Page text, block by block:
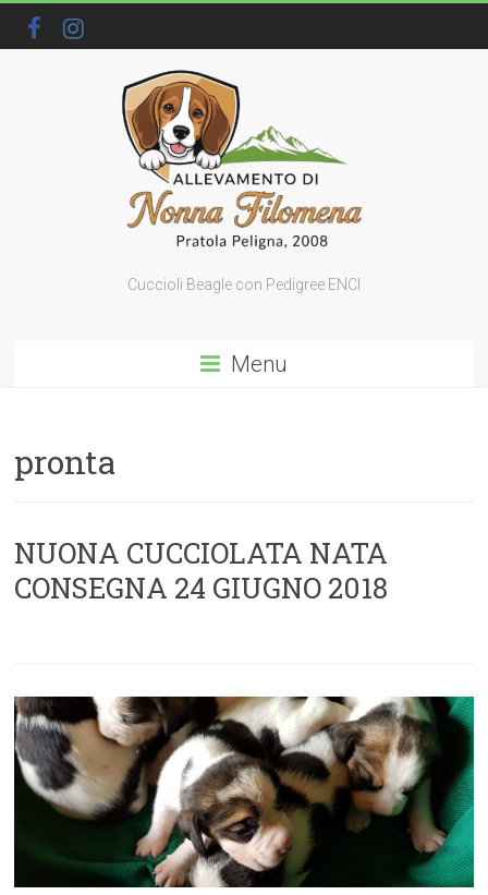
Cuccioli Beagle con Pedigree ENCI
Menu
pronta
NUONA CUCCIOLATA NATA
CONSEGNA 24 GIUGNO 2018